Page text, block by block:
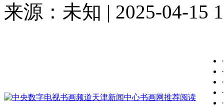
来源：未知 | 2025-04-15
·
·
·
·
·